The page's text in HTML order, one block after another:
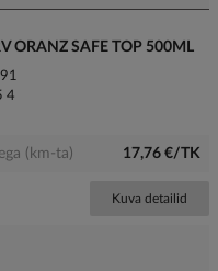
ORANZ SAFE TOP 500ML
4
(km-ta) 17,76 €/TK
Kuva detailid